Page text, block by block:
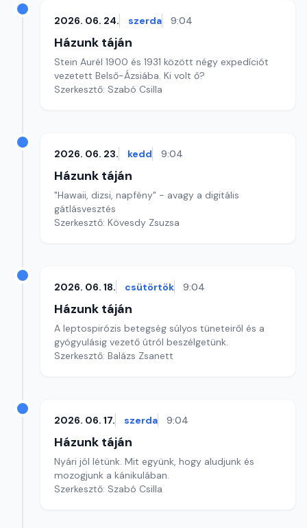
2026. 06. 24. szerda 9:04
Házunk táján
Stein Aurél 1900 és 1931 között négy expedíciót
vezetett Belső-Ázsiába. Ki volt ő?
Szerkesztő: Szabó Csilla
2026. 06. 23. kedd 9:04
Házunk táján
"Hawaii, dizsi, napfény" - avagy a digitális
gátlásvesztés
Szerkesztő: Kövesdy Zsuzsa
2026. 06. 18. csütörtök 9:04
Házunk táján
A leptospirózis betegség súlyos tüneteiről és a
gyógyulásig vezető útról beszélgetünk.
Szerkesztő: Balázs Zsanett
2026. 06. 17. szerda 9:04
Házunk táján
Nyári jól létünk. Mit együnk, hogy aludjunk és
mozogjunk a kánikulában.
Szerkesztő: Szabó Csilla